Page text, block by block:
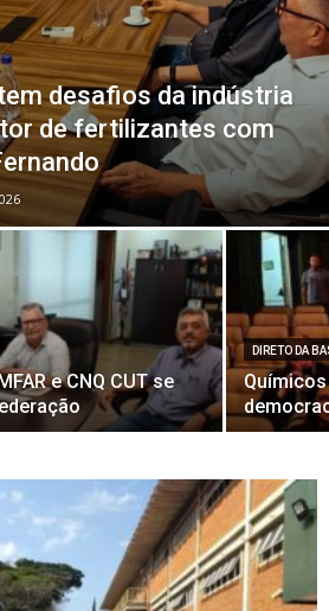
desafios da indústria
de fertilizantes com
e CNQ CUT se
DIRETO DA